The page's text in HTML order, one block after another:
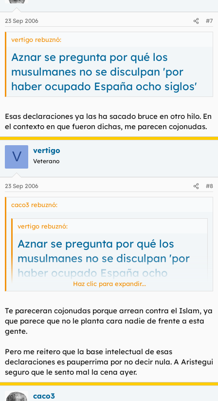
23 Sep 2006 #7
vertigo rebuznó:
Aznar se pregunta por qué los
musulmanes no se disculpan 'por
haber ocupado España ocho siglos'
Esas declaraciones ya las ha sacado bruce en otro hilo. En
el contexto en que fueron dichas, me parecen cojonudas.
V vertigo
Veterano
23 Sep 2006 #8
caco3 rebuznó:
vertigo rebuznó:
Aznar se pregunta por qué los
musulmanes no se disculpan 'por
haber ocupado España ocho
Haz clic para expandir...
Esas declaraciones ya las ha sacado bruce en otro hilo. En el
contexto en que fueron dichas, me parecen cojonudas.
Haz clic para expandir...
Te pareceran cojonudas porque arrean contra el Islam, ya
que parece que no le planta cara nadie de frente a esta
gente.
Pero me reitero que la base intelectual de esas
declaraciones es pauperrima por no decir nula. A Aristegui
seguro que le sento mal la cena ayer.
caco3